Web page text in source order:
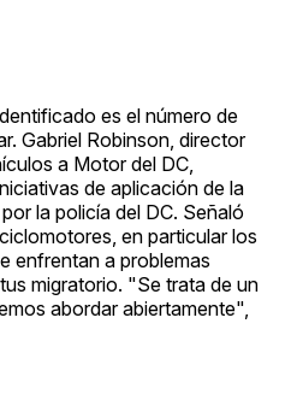
es el número de
Gabriel Robinson, director
a Motor del DC,
de aplicación de la
la policía del DC. Señaló
en particular los
enfrentan a problemas
migratorio. "Se trata de un
abordar abiertamente",